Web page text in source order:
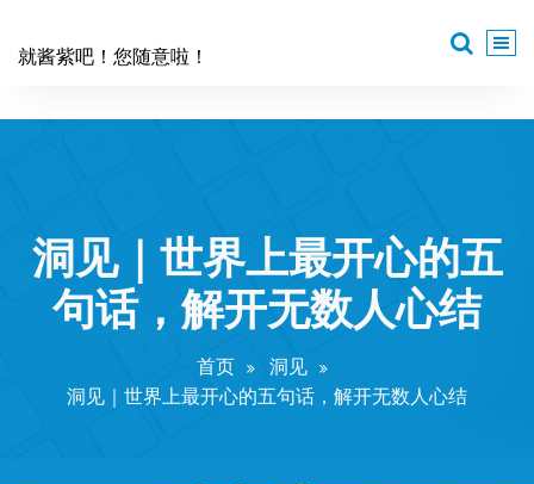
就酱紫吧！您随意啦！
洞见｜世界上最开心的五
句话，解开无数人心结
首页
洞见
洞见｜世界上最开心的五句话，解开无数人心结